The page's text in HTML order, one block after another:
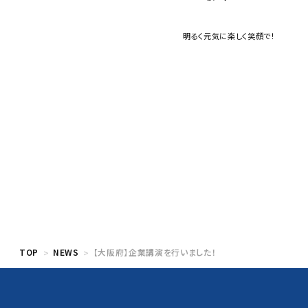
明るく元気に楽しく笑顔で！
TOP NEWS 【大阪府】企業講演を行いました！